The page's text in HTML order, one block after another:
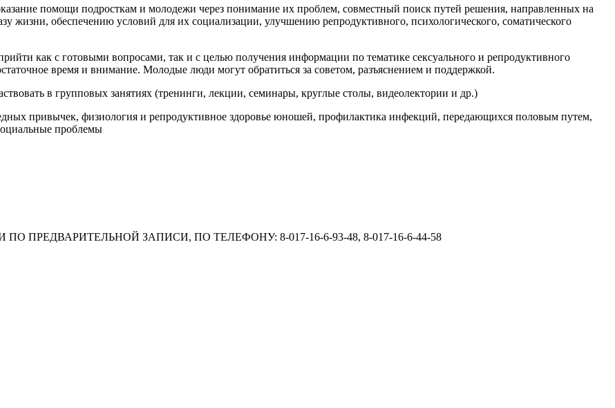
помощи подросткам и молодежи через понимание их проблем, совместный поиск путей решения, направленных на
жизни, обеспечению условий для их социализации, улучшению репродуктивного, психологического, соматического
как с готовыми вопросами, так и с целью получения информации по тематике сексуального и репродуктивного
время и внимание. Молодые люди могут обратиться за советом, разъяснением и поддержкой.
в групповых занятиях (тренинги, лекции, семинары, круглые столы, видеолектории и др.)
привычек, физиология и репродуктивное здоровье юношей, профилактика инфекций, передающихся половым путем,
проблемы
ЗАПИСИ, ПО ТЕЛЕФОНУ: 8-017-16-6-93-48, 8-017-16-6-44-58